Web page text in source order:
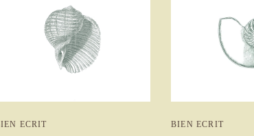
ECRIT BIEN ECRIT